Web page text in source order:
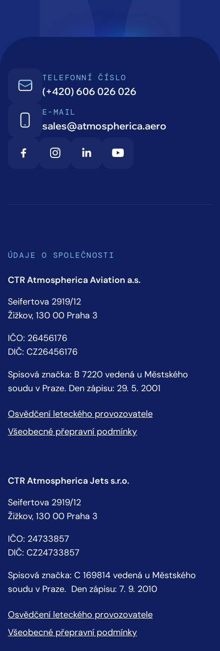
TELEFONNÍ ČÍSLO
(+420) 606 026 026
E-MAIL
sales@atmospherica.aero
ÚDAJE O SPOLEČNOSTI
CTR Atmospherica Aviation a.s.
Seifertova 2919/12
Žižkov, 130 00 Praha 3
IČO: 26456176
DIČ: CZ26456176
Spisová značka: B 7220 vedená u Městského
soudu v Praze. Den zápisu: 29. 5. 2001
Osvědčení leteckého provozovatele
Všeobecné přepravní podmínky
CTR Atmospherica Jets s.r.o.
Seifertova 2919/12
Žižkov, 130 00 Praha 3
IČO: 24733857
DIČ: CZ24733857
Spisová značka: C 169814 vedená u Městského
soudu v Praze. Den zápisu: 7. 9. 2010
Osvědčení leteckého provozovatele
Všeobecné přepravní podmínky